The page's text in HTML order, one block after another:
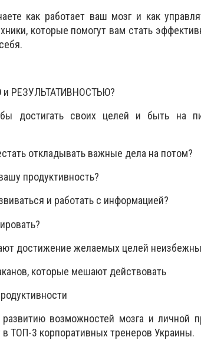
как работает ваш мозг и как
которые помогут вам стать
РЕЗУЛЬТАТИВНОСТЬЮ?
достигать своих целей и быть на
откладывать важные дела на потом?
продуктивность?
и работать с информацией?
достижение желаемых целей
которые мешают действовать
возможностей мозга и личной
ТОП-3 корпоративных тренеров Украины.